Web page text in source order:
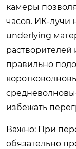
камеры
часов. ИК-лучи
underlying
правильно
избежать
Важно: При
обязательно